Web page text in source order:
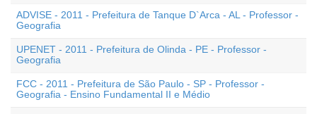
ADVISE - 2011 - Prefeitura de Tanque D`Arca - AL - Professor -
Geografia
UPENET - 2011 - Prefeitura de Olinda - PE - Professor -
Geografia
FCC - 2011 - Prefeitura de São Paulo - SP - Professor -
Geografia - Ensino Fundamental II e Médio